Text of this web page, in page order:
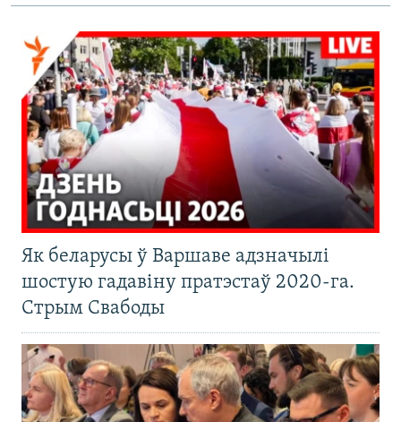
Як беларусы ў Варшаве адзначылі
шостую гадавіну пратэстаў 2020-га.
Стрым Свабоды